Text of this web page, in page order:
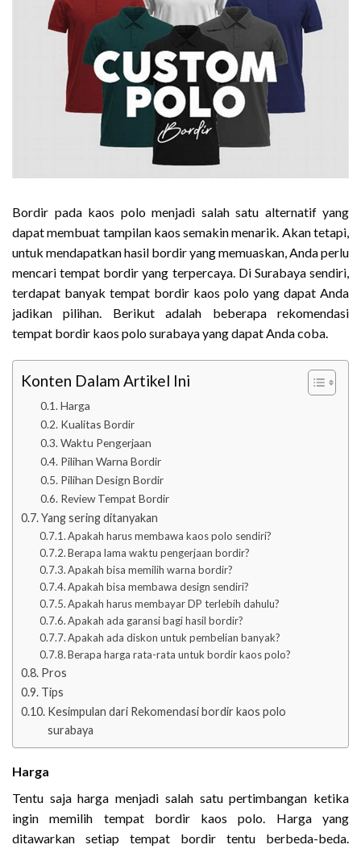
Bordir pada kaos polo menjadi salah satu alternatif yang
dapat membuat tampilan kaos semakin menarik. Akan tetapi,
untuk mendapatkan hasil bordir yang memuaskan, Anda perlu
mencari tempat bordir yang terpercaya. Di Surabaya sendiri,
terdapat banyak tempat bordir kaos polo yang dapat Anda
jadikan pilihan. Berikut adalah beberapa rekomendasi
tempat bordir kaos polo surabaya yang dapat Anda coba.
Konten Dalam Artikel Ini
Harga
Kualitas Bordir
Waktu Pengerjaan
Pilihan Warna Bordir
Pilihan Design Bordir
Review Tempat Bordir
Yang sering ditanyakan
Apakah harus membawa kaos polo sendiri?
Berapa lama waktu pengerjaan bordir?
Apakah bisa memilih warna bordir?
Apakah bisa membawa design sendiri?
Apakah harus membayar DP terlebih dahulu?
Apakah ada garansi bagi hasil bordir?
Apakah ada diskon untuk pembelian banyak?
Berapa harga rata-rata untuk bordir kaos polo?
Pros
Tips
Kesimpulan dari Rekomendasi bordir kaos polo
surabaya
Harga
Tentu saja harga menjadi salah satu pertimbangan ketika
ingin memilih tempat bordir kaos polo. Harga yang
ditawarkan setiap tempat bordir tentu berbeda-beda.